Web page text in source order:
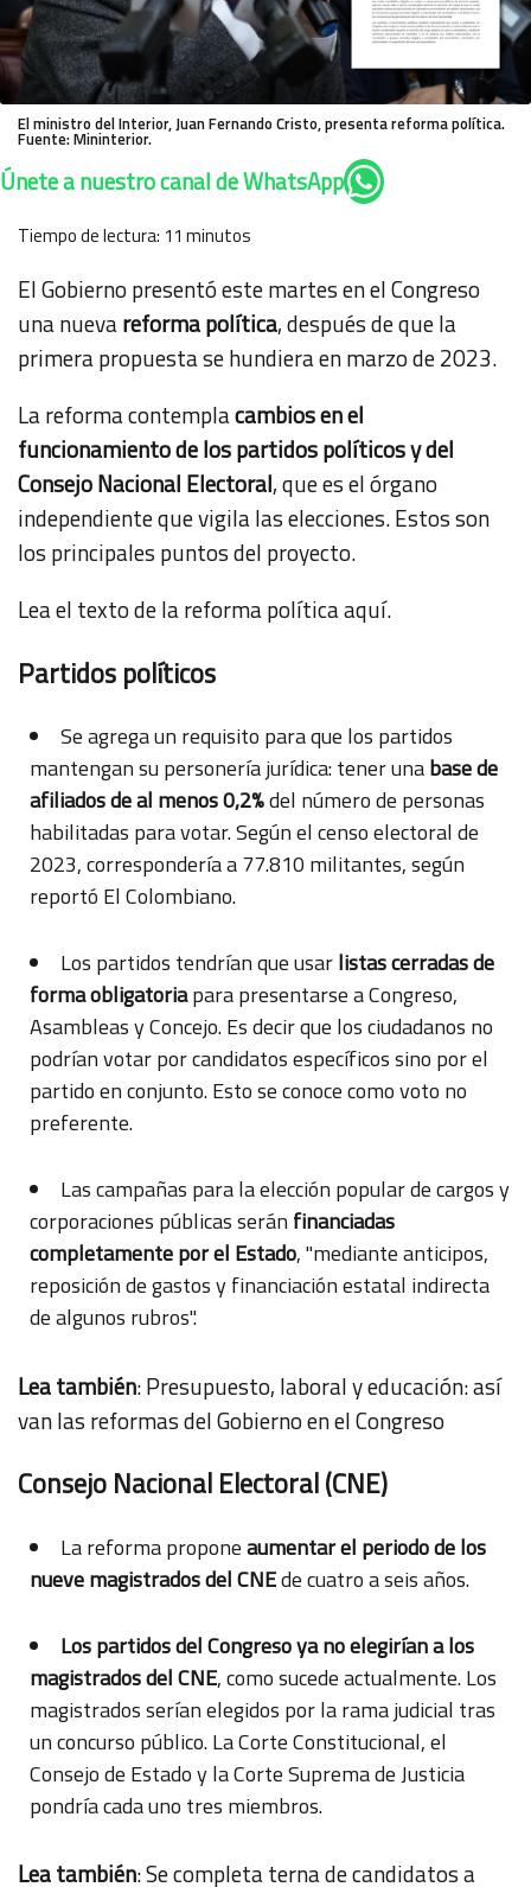
El ministro del Interior, Juan Fernando Cristo, presenta reforma política.
Fuente: Mininterior.
Únete a nuestro canal de WhatsApp
Tiempo de lectura: 11 minutos
El Gobierno presentó este martes en el Congreso
una nuevareforma política, después de que la
primera propuesta se hundiera en marzo de 2023.
La reforma contemplacambios en el
funcionamiento de los partidos políticos y del
Consejo Nacional Electoral, que es el órgano
independiente que vigila las elecciones. Estos son
los principales puntos del proyecto.
Lea el texto de la reforma políticaaquí.
Partidos políticos
Se agrega un requisito para que los partidos
mantengan su personería jurídica: tener unabase de
afiliados de al menos 0,2%del número de personas
habilitadas para votar. Según el censo electoral de
2023, correspondería a 77.810 militantes, según
reportó El Colombiano.
Los partidos tendrían que usarlistas cerradasde
forma obligatoriapara presentarse a Congreso,
Asambleas y Concejo. Es decir que los ciudadanos no
podrían votar por candidatos específicos sino por el
partido en conjunto. Esto se conoce como voto no
preferente.
Las campañas para la elección popular de cargos y
corporaciones públicas serán financiadas
completamente por el Estado, "mediante anticipos,
reposición de gastos y financiación estatal indirecta
de algunos rubros".
Lea también:Presupuesto, laboral y educación: así
van las reformas del Gobierno en el Congreso
Consejo Nacional Electoral (CNE)
La reforma proponeaumentar el periodo de los
nueve magistrados del CNEde cuatro a seis años.
Los partidos del Congreso ya no elegirían a los
magistrados del CNE, como sucede actualmente. Los
magistrados serían elegidos por la rama judicial tras
un concurso público. La Corte Constitucional, el
Consejo de Estado y la Corte Suprema de Justicia
pondría cada uno tres miembros.
Lea también:Se completa terna de candidatos a